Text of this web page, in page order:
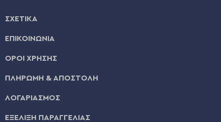
ΣΧΕΤΙΚΑ
ΕΠΙΚΟΙΝΩΝΙΑ
ΟΡΟΙ ΧΡΗΣΗΣ
ΠΛΗΡΩΜΗ & ΑΠΟΣΤΟΛΗ
ΛΟΓΑΡΙΑΣΜΟΣ
ΕΞΕΛΙΞΗ ΠΑΡΑΓΓΕΛΙΑΣ